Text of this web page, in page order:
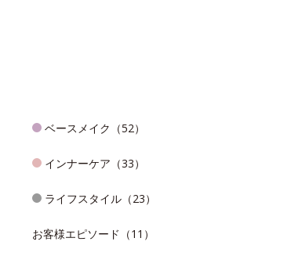
ベースメイク（52）
インナーケア（33）
ライフスタイル（23）
お客様エピソード（11）